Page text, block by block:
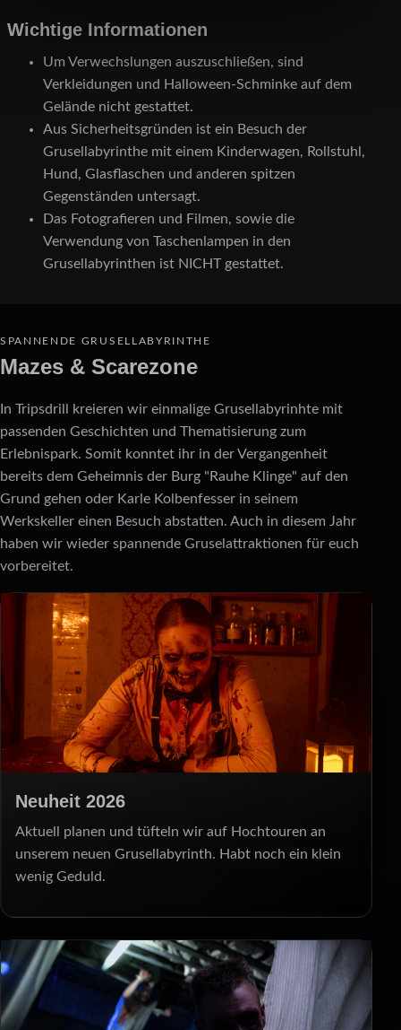
Wichtige Informationen
Um Verwechslungen auszuschließen, sind
Verkleidungen und Halloween-Schminke auf dem
Gelände nicht gestattet.
Aus Sicherheitsgründen ist ein Besuch der
Grusellabyrinthe mit einem Kinderwagen, Rollstuhl,
Hund, Glasflaschen und anderen spitzen
Gegenständen untersagt.
Das Fotografieren und Filmen, sowie die
Verwendung von Taschenlampen in den
Grusellabyrinthen ist NICHT gestattet.
SPANNENDE GRUSELLABYRINTHE
Mazes & Scarezone
In Tripsdrill kreieren wir einmalige Grusel­labyrinhte mit
passenden Geschichten und Thematisierung zum
Erlebnispark. Somit konntet ihr in der Vergangenheit
bereits dem Geheimnis der Burg "Rauhe Klinge" auf den
Grund gehen oder Karle Kolbenfesser in seinem
Werkskeller einen Besuch abstatten. Auch in diesem Jahr
haben wir wieder spannende Gruselattraktionen für euch
vorbereitet.
Neuheit 2026
Aktuell planen und tüfteln wir auf Hochtouren an
unserem neuen Grusellabyrinth. Habt noch ein klein
wenig Geduld.